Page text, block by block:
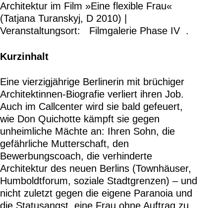
Architektur im Film »Eine flexible Frau«
(Tatjana Turanskyj, D 2010) |
Veranstaltungsort: Filmgalerie Phase IV .
Kurzinhalt
Eine vierzigjährige Berlinerin mit brüchiger
Architektinnen-Biografie verliert ihren Job.
Auch im Callcenter wird sie bald gefeuert,
wie Don Quichotte kämpft sie gegen
unheimliche Mächte an: Ihren Sohn, die
gefährliche Mutterschaft, den
Bewerbungscoach, die verhinderte
Architektur des neuen Berlins (Townhäuser,
Humboldtforum, soziale Stadtgrenzen) – und
nicht zuletzt gegen die eigene Paranoia und
die Statusangst, eine Frau ohne Auftrag zu